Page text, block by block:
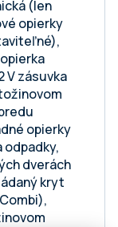
(len
opierky
V zásuvka
opierky
odpadky,
dverách
kryt